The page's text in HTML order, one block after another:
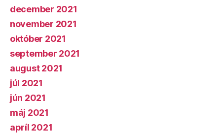
december 2021
november 2021
október 2021
september 2021
august 2021
júl 2021
jún 2021
máj 2021
apríl 2021